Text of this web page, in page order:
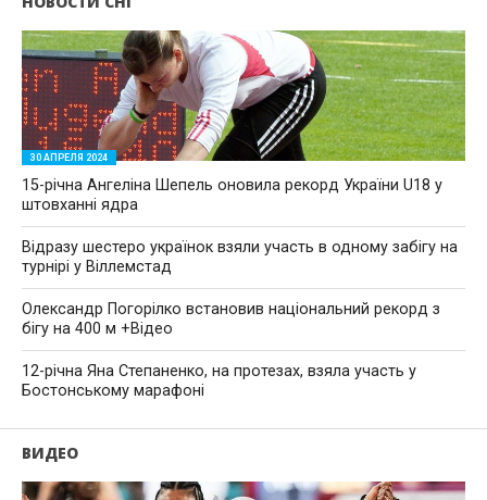
30 АПРЕЛЯ 2024
15-річна Ангеліна Шепель оновила рекорд України U18 у
штовханні ядра
Відразу шестеро українок взяли участь в одному забігу на
турнірі у Віллемстад
Олександр Погорілко встановив національний рекорд з
бігу на 400 м +Відео
12-річна Яна Степаненко, на протезах, взяла участь у
Бостонському марафоні
ВИДЕО